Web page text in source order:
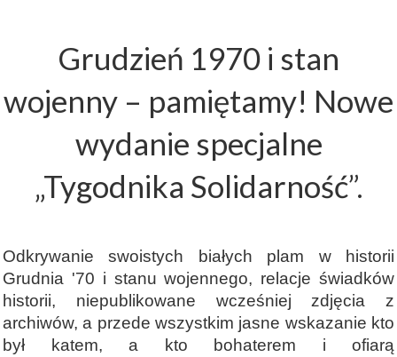
Grudzień 1970 i stan
wojenny – pamiętamy! Nowe
wydanie specjalne
„Tygodnika Solidarność”.
Odkrywanie swoistych białych plam w historii
Grudnia '70 i stanu wojennego, relacje świadków
historii, niepublikowane wcześniej zdjęcia z
archiwów, a przede wszystkim jasne wskazanie kto
był katem, a kto bohaterem i ofiarą